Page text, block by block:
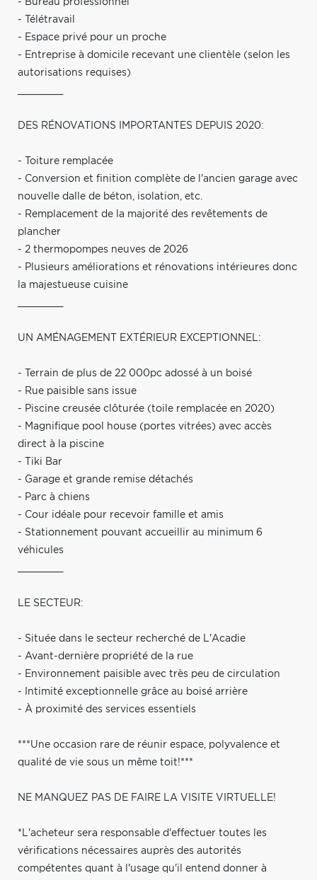
- Bureau professionnel
- Télétravail
- Espace privé pour un proche
- Entreprise à domicile recevant une clientèle (selon les
autorisations requises)
DES RÉNOVATIONS IMPORTANTES DEPUIS 2020:
- Toiture remplacée
- Conversion et finition complète de l'ancien garage avec
nouvelle dalle de béton, isolation, etc.
- Remplacement de la majorité des revêtements de
plancher
- 2 thermopompes neuves de 2026
- Plusieurs améliorations et rénovations intérieures donc
la majestueuse cuisine
UN AMÉNAGEMENT EXTÉRIEUR EXCEPTIONNEL:
- Terrain de plus de 22 000pc adossé à un boisé
- Rue paisible sans issue
- Piscine creusée clôturée (toile remplacée en 2020)
- Magnifique pool house (portes vitrées) avec accès
direct à la piscine
- Tiki Bar
- Garage et grande remise détachés
- Parc à chiens
- Cour idéale pour recevoir famille et amis
- Stationnement pouvant accueillir au minimum 6
véhicules
LE SECTEUR:
- Située dans le secteur recherché de L'Acadie
- Avant-dernière propriété de la rue
- Environnement paisible avec très peu de circulation
- Intimité exceptionnelle grâce au boisé arrière
- À proximité des services essentiels
***Une occasion rare de réunir espace, polyvalence et
qualité de vie sous un même toit!***
NE MANQUEZ PAS DE FAIRE LA VISITE VIRTUELLE!
*L'acheteur sera responsable d'effectuer toutes les
vérifications nécessaires auprès des autorités
compétentes quant à l'usage qu'il entend donner à